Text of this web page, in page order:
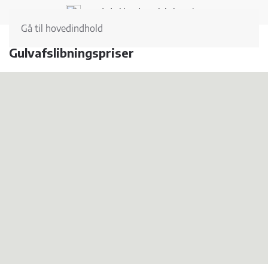
Gå til hovedindhold
Landsdækkende og lokal service